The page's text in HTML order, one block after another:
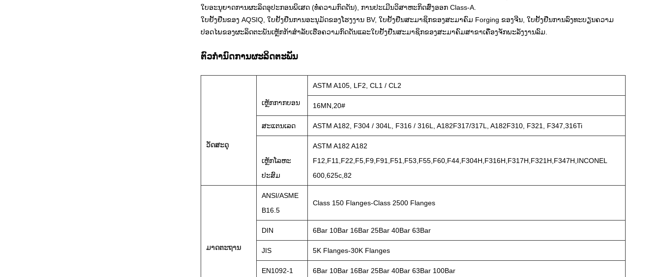
ໃບອະນຸຍາດການຜະລິດອຸປະກອນພິເສດ (ທໍ່ຄວາມກົດດັນ), ການປະເມີນວິສາຫະກິດສົ່ງອອກ Class-A.
ໃບຢັ້ງຢືນຂອງ AQSIQ, ໃບຢັ້ງຢືນການອະນຸມັດຂອງໂຮງງານ BV, ໃບຢັ້ງຢືນສະມາຊິກຂອງສະມາຄົມ Forging ຂອງຈີນ, ໃບຢັ້ງຢືນການລົງທະບຽນຄວາມ
ປອດໄພຂອງຜະລິດຕະພັນເຫຼັກກ້າສໍາລັບເຮືອຄວາມກົດດັນແລະໃບຢັ້ງຢືນສະມາຊິກຂອງສະມາຄົມສາຂາເຄື່ອງຈັກພະລັງງານລົມ.
ຕົວກໍານົດການຜະລິດຕະພັນ
ວັດສະດຸ
ເຫຼັກ​ກາກ​ບອນ
ASTM A105, LF2, CL1 / CL2
16MN,20#
ສະແຕນເລດ ASTM A182, F304 / 304L, F316 / 316L, A182F317/317L, A182F310, F321, F347,316Ti
ເຫຼັກໂລຫະ
ປະສົມ
ASTM A182 A182
F12,F11,F22,F5,F9,F91,F51,F53,F55,F60,F44,F304H,F316H,F317H,F321H,F347H,INCONEL
600,625c,82
ມາດຕະຖານ
ANSI/ASME
B16.5
Class 150 Flanges-Class 2500 Flanges
DIN 6Bar 10Bar 16Bar 25Bar 40Bar 63Bar
JIS 5K Flanges-30K Flanges
EN1092-1 6Bar 10Bar 16Bar 25Bar 40Bar 63Bar 100Bar